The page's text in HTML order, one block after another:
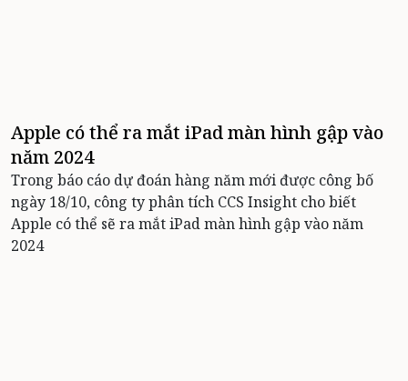
Apple có thể ra mắt iPad màn hình gập vào
năm 2024
Trong báo cáo dự đoán hàng năm mới được công bố
ngày 18/10, công ty phân tích CCS Insight cho biết
Apple có thể sẽ ra mắt iPad màn hình gập vào năm
2024